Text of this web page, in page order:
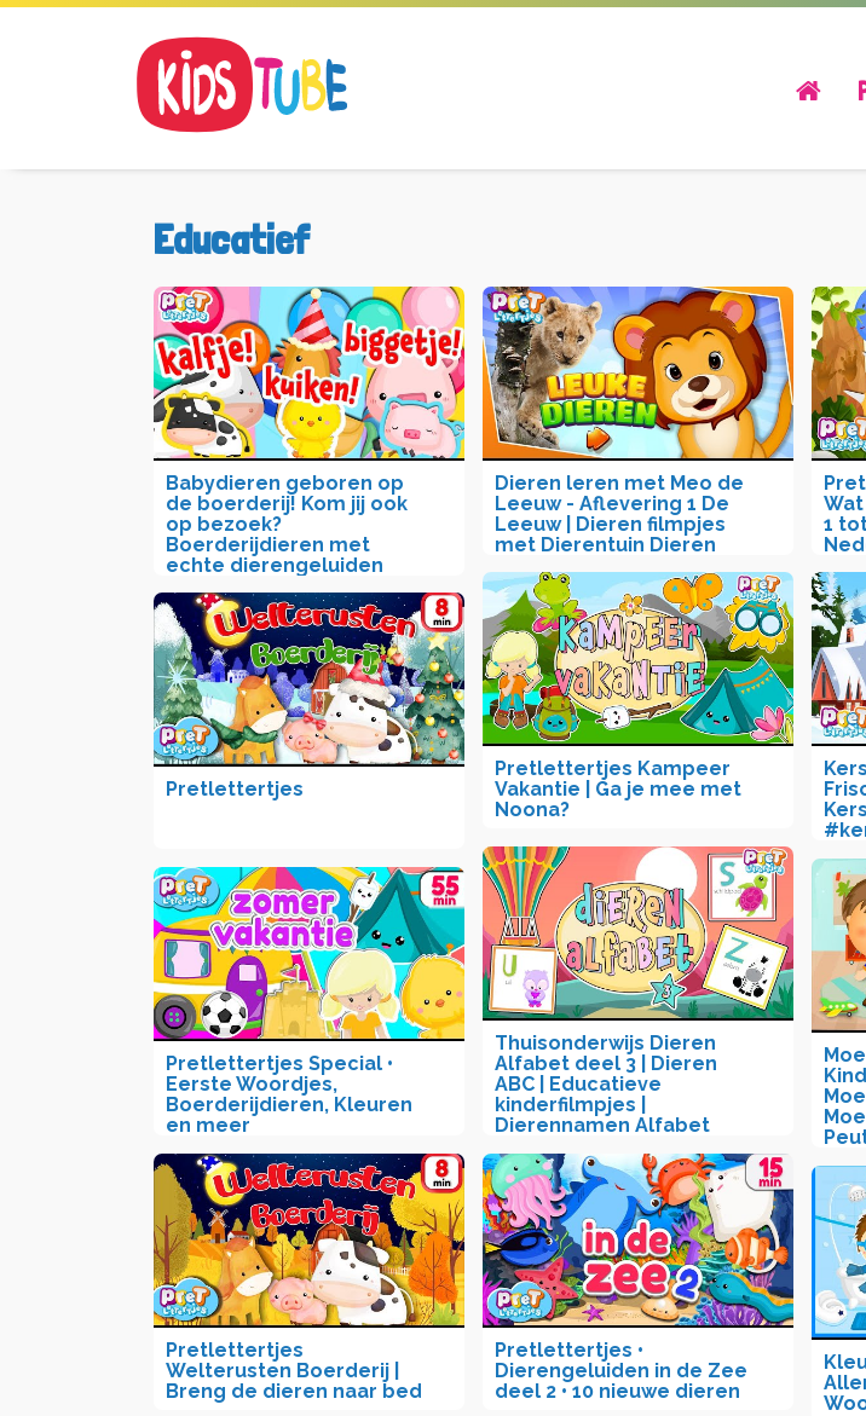
Educatief
Babydieren geboren op
de boerderij! Kom jij ook
op bezoek?
Boerderijdieren met
echte dierengeluiden
Dieren leren met Meo de
Leeuw - Aflevering 1 De
Leeuw | Dieren filmpjes
met Dierentuin Dieren
1
Pretlettertjes Kampeer
Vakantie | Ga je mee met
Noona?
Pretlettertjes
Thuisonderwijs Dieren
Alfabet deel 3 | Dieren
ABC | Educatieve
kinderfilmpjes |
Dierennamen Alfabet
Pretlettertjes Special •
Eerste Woordjes,
Boerderijdieren, Kleuren
en meer
Pretlettertjes
Welterusten Boerderij |
Breng de dieren naar bed
Pretlettertjes •
Dierengeluiden in de Zee
deel 2 • 10 nieuwe dieren